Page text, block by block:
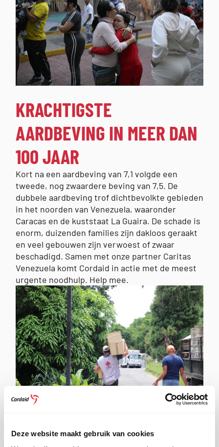
Deze website maakt gebruik van cookies
KRACHTIGSTE
AARDBEVING IN MEER DAN
100 JAAR
Kort na een aardbeving van 7,1 volgde een
tweede, nog zwaardere beving van 7,5. De
dubbele aardbeving trof dichtbevolkte gebieden
in het noorden van Venezuela, waaronder
Caracas en de kuststaat La Guaira. De schade is
enorm, duizenden families zijn dakloos geraakt
en veel gebouwen zijn verwoest of zwaar
beschadigd. Samen met onze partner Caritas
Venezuela komt Cordaid in actie met de meest
urgente noodhulp. Help mee.
WELKE HULP BIEDEN WE?